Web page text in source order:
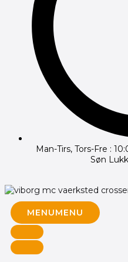
Man-Tirs, Tors-Fre :
Søn
MENUMENU